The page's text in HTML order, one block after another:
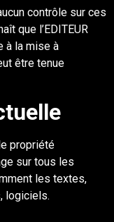
contrôle sur ces
que l’EDITEUR
à la mise à
être tenue
propriété
sur tous les
les textes,
logiciels.